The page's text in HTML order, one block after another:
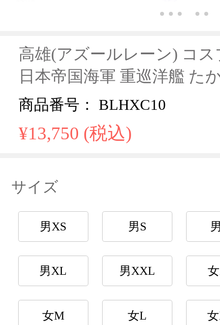
高雄(アズールレーン) コ
日本帝国海軍 重巡洋艦 た
商品番号： BLHXC10
¥13,750 (税込)
サイズ
男XS 男S
男XL 男XXL
女M 女L